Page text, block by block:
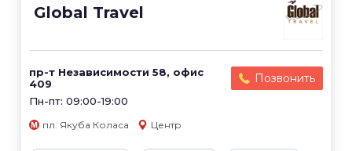
Global Travel
пр-т Независимости 58, офис
409
Пн-пт: 09:00-19:00
Позвонить
пл. Якуба Коласа Центр